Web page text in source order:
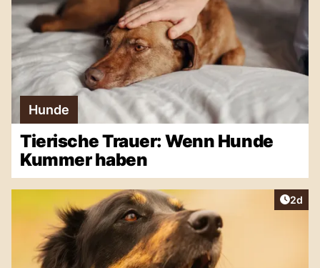
Hunde
Tierische Trauer: Wenn Hunde
Kummer haben
2d